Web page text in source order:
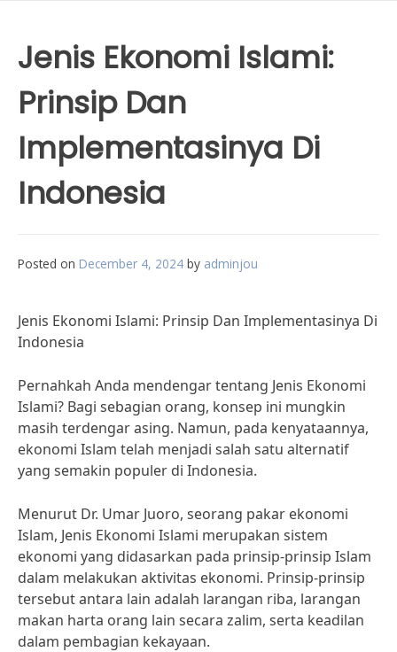
Jenis Ekonomi Islami:
Prinsip Dan
Implementasinya Di
Indonesia
Posted on December 4, 2024 by adminjou
Jenis Ekonomi Islami: Prinsip Dan Implementasinya Di
Indonesia
Pernahkah Anda mendengar tentang Jenis Ekonomi
Islami? Bagi sebagian orang, konsep ini mungkin
masih terdengar asing. Namun, pada kenyataannya,
ekonomi Islam telah menjadi salah satu alternatif
yang semakin populer di Indonesia.
Menurut Dr. Umar Juoro, seorang pakar ekonomi
Islam, Jenis Ekonomi Islami merupakan sistem
ekonomi yang didasarkan pada prinsip-prinsip Islam
dalam melakukan aktivitas ekonomi. Prinsip-prinsip
tersebut antara lain adalah larangan riba, larangan
makan harta orang lain secara zalim, serta keadilan
dalam pembagian kekayaan.